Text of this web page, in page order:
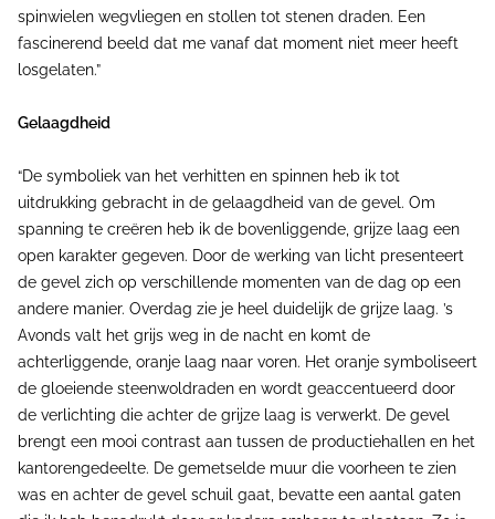
spinwielen wegvliegen en stollen tot stenen draden. Een
fascinerend beeld dat me vanaf dat moment niet meer heeft
losgelaten.”
Gelaagdheid
“De symboliek van het verhitten en spinnen heb ik tot
uitdrukking gebracht in de gelaagdheid van de gevel. Om
spanning te creëren heb ik de bovenliggende, grijze laag een
open karakter gegeven. Door de werking van licht presenteert
de gevel zich op verschillende momenten van de dag op een
andere manier. Overdag zie je heel duidelijk de grijze laag. ’s
Avonds valt het grijs weg in de nacht en komt de
achterliggende, oranje laag naar voren. Het oranje symboliseert
de gloeiende steenwoldraden en wordt geaccentueerd door
de verlichting die achter de grijze laag is verwerkt. De gevel
brengt een mooi contrast aan tussen de productiehallen en het
kantorengedeelte. De gemetselde muur die voorheen te zien
was en achter de gevel schuil gaat, bevatte een aantal gaten